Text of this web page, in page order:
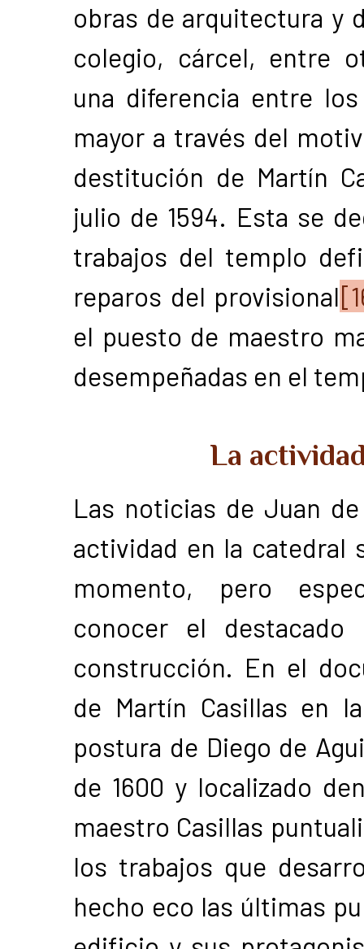
obras de arquitectura y
colegio, cárcel, entre
una diferencia entre
mayor a través del
destitución de Martín
julio de 1594. Esta se
trabajos del templo
reparos del provisional
el puesto de maestro
desempeñadas en el
La
Las noticias de Juan
actividad en la catedral
momento, pero
conocer el
construcción. En el
de Martín Casillas en
postura de Diego de
de 1600 y localizado
maestro Casillas
los trabajos que
hecho eco las últimas